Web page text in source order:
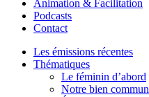
Animation & Facilitation
Podcasts
Contact
Les émissions récentes
Thématiques
Le féminin d’abord
Notre bien commun